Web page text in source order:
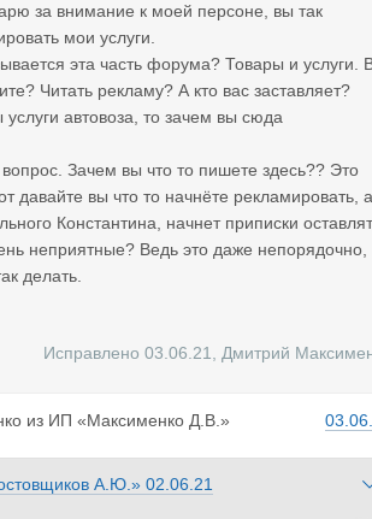
все будут делать,то вы потеряетесь на
поинтересуйтесь у админа,может быть на
место для Максименко.
чего "вы притомили со своей простотой
включаете и без очереди едите со своей
теперь человеку ставите ультиматум и
Во многих темах ваша "простота" ,перечис
перевозчик,то вам должны
заказчики,а не вы себе лично.
или вы опять что-то не понимаете!?
за внимание к моей персоне, вы так
мои услуги.
эта часть форума? Товары и услуги.
Читать рекламу? А кто вас заставляет?
автовоза, то зачем вы сюда
Зачем вы что то пишете здесь?? Это
давайте вы что то начнёте рекламировать, а
Константина, начнет приписки
неприятные? Ведь это даже непорядочно,
делать.
Исправлено 03.06.21 Дмитрий
из ИП «Максименко Д.В.»
А.Ю.» 02.06.21